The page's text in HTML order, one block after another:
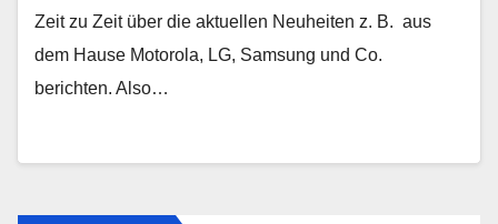
Zeit zu Zeit über die aktuellen Neuheiten z. B. aus
dem Hause Motorola, LG, Samsung und Co.
berichten. Also…